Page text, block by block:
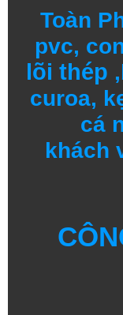
Toàn
pvc,
lõi thép ,
curoa,
cá
khách